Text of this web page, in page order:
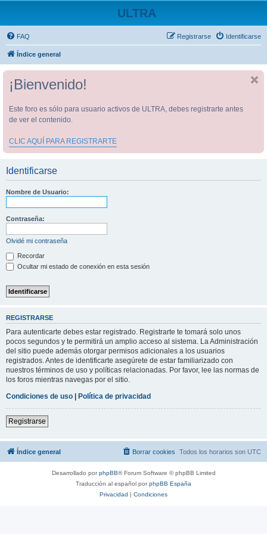
ULTRA
FAQ Identificarse
Registrarse
Índice general
¡Bienvenido!
Este foro es sólo para usuario activos de ULTRA, debes registrarte antes
de ver el contenido.
CLIC AQUÍ PARA REGISTRARTE
Identificarse
Nombre de Usuario:
Contraseña:
Olvidé mi contraseña
Recordar
Ocultar mi estado de conexión en esta sesión
REGISTRARSE
Para autenticarte debes estar registrado. Registrarte te tomará solo unos
pocos segundos y te permitirá un amplio acceso al sistema. La Administración
del sitio puede además otorgar permisos adicionales a los usuarios
registrados. Antes de identificarte asegúrete de estar familiarizado con
nuestros términos de uso y políticas relacionadas. Por favor, lee las normas de
los foros mientras navegas por el sitio.
Condiciones de uso | Política de privacidad
Registrarse
Índice general Todos los horarios son UTC
Borrar cookies
Desarrollado porphpBB® Forum Software © phpBB Limited
Traducción al español porphpBB España
Privacidad | Condiciones